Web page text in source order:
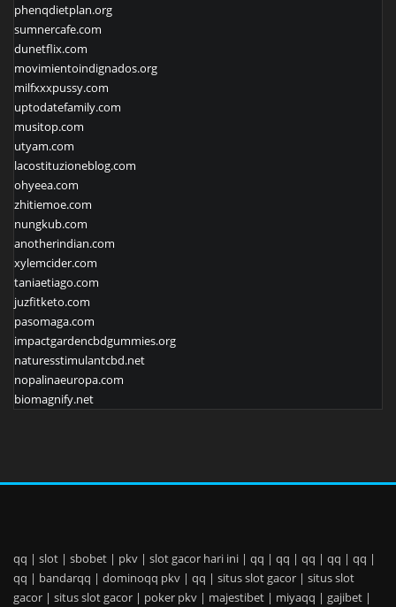
phenqdietplan.org
sumnercafe.com
dunetflix.com
movimientoindignados.org
milfxxxpussy.com
uptodatefamily.com
musitop.com
utyam.com
lacostituzioneblog.com
ohyeea.com
zhitiemoe.com
nungkub.com
anotherindian.com
xylemcider.com
taniaetiago.com
juzfitketo.com
pasomaga.com
impactgardencbdgummies.org
naturesstimulantcbd.net
nopalinaeuropa.com
biomagnify.net
qq | slot | sbobet | pkv | slot gacor hari ini | qq | qq | qq | qq | qq |
qq | bandarqq | dominoqq pkv | qq | situs slot gacor | situs slot
gacor | situs slot gacor | poker pkv | majestibet | miyaqq | gajibet |